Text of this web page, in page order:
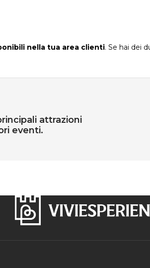
nella tua area clienti. Se hai dei
attrazioni
eventi.